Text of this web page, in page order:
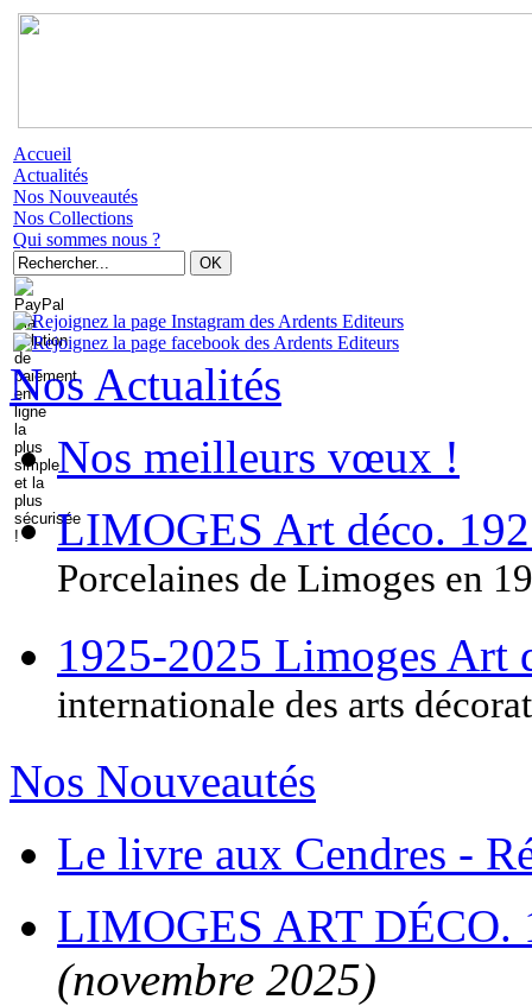
Accueil
Actualités
Nos Nouveautés
Nos Collections
Qui sommes nous ?
Nos Actualités
Nos meilleurs vœux !
LIMOGES Art déco.
Porcelaines de Limoges en
1925-2025 Limoges Art
internationale des arts
Nos Nouveautés
Le livre aux Cendres -
LIMOGES ART
(novembre 2025)